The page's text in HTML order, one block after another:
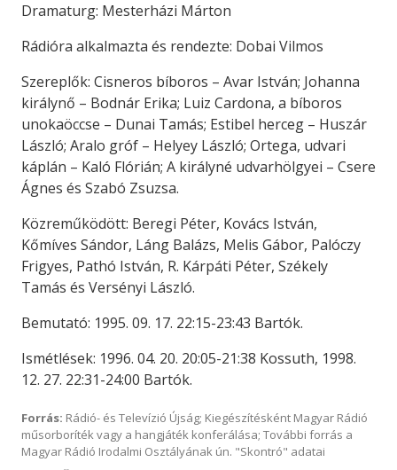
Dramaturg: Mesterházi Márton
Rádióra alkalmazta és rendezte: Dobai Vilmos
Szereplők: Cisneros bíboros – Avar István; Johanna
királynő – Bodnár Erika; Luiz Cardona, a bíboros
unokaöccse – Dunai Tamás; Estibel herceg – Huszár
László; Aralo gróf – Helyey László; Ortega, udvari
káplán – Kaló Flórián; A királyné udvarhölgyei – Csere
Ágnes és Szabó Zsuzsa.
Közreműködött: Beregi Péter, Kovács István,
Kőmíves Sándor, Láng Balázs, Melis Gábor, Palóczy
Frigyes, Pathó István, R. Kárpáti Péter, Székely
Tamás és Versényi László.
Bemutató: 1995. 09. 17. 22:15-23:43 Bartók.
Ismétlések: 1996. 04. 20. 20:05-21:38 Kossuth, 1998.
12. 27. 22:31-24:00 Bartók.
Forrás: Rádió- és Televízió Újság; Kiegészítésként Magyar Rádió
műsorboríték vagy a hangjáték konferálása; További forrás a
Magyar Rádió Irodalmi Osztályának ún. "Skontró" adatai